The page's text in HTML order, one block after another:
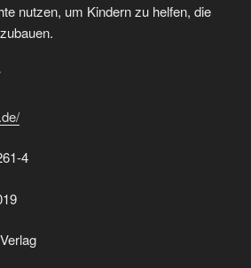
nutzen, um Kindern zu helfen, die
4